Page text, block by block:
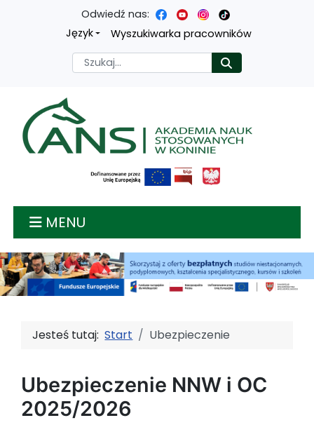
Przejdź
treści
głównej
Przejdź
menu
nawigacyjnego
Przejdź
wyszukiwarki
Przejdź
mapy
strony
Odwiedź nas:
Język
Wyszukiwarka pracowników
Szukaj
Akademia nauk
MENU
Jesteś tutaj:Start Ubezpieczenie
Ubezpieczenie NNW i OC
2025/2026